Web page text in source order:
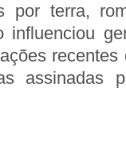
por terra,
assinadas